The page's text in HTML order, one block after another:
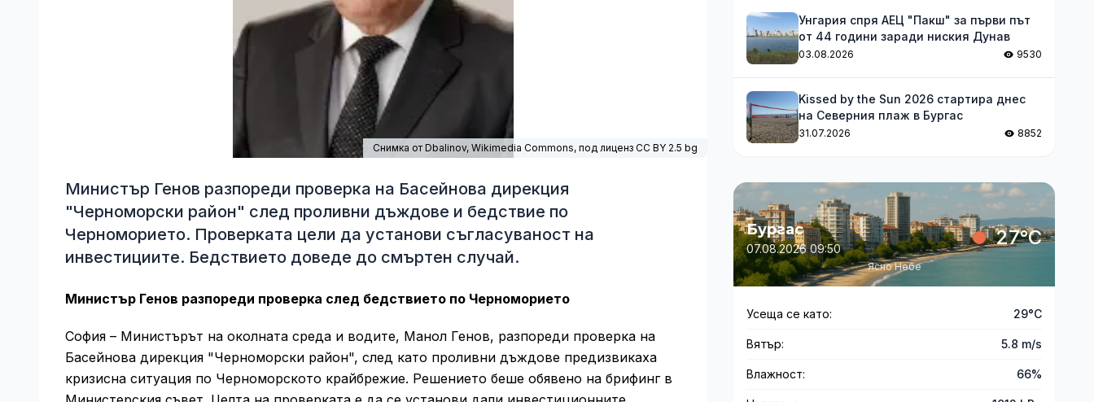
Снимка от Dbalinov,Wikimedia Commons, под лиценз CC BY 2.5 bg
Министър Генов разпореди проверка на Басейнова дирекция
"Черноморски район" след проливни дъждове и бедствие по
Черноморието. Проверката цели да установи съгласуваност на
инвестициите. Бедствието доведе до смъртен случай.
Министър Генов разпореди проверка след бедствието по Черноморието
София – Министърът на околната среда и водите, Манол Генов, разпореди проверка на
Басейнова дирекция "Черноморски район", след като проливни дъждове предизвикаха
кризисна ситуация по Черноморското крайбрежие. Решението беше обявено на брифинг в
Унгария спря АЕЦ "Пакш" за първи път
от 44 години заради ниския Дунав
03.08.2026 9530
Kissed by the Sun 2026 стартира днес
на Северния плаж в Бургас
31.07.2026 8852
Бургас
07.08.2026 09:50 27°C
Ясно Небе
Усеща се като: 29°C
Вятър: 5.8 m/s
Влажност: 66%